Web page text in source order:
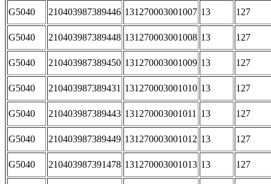
G5040 210403987389446 131270003001007 13 127
G5040 210403987389448 131270003001008 13 127
G5040 210403987389450 131270003001009 13 127
G5040 210403987389431 131270003001010 13 127
G5040 210403987389443 131270003001011 13 127
G5040 210403987389449 131270003001012 13 127
G5040 210403987391478 131270003001013 13 127